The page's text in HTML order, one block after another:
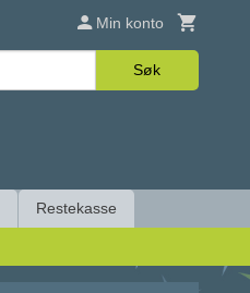
Min konto
Søk
Restekasse